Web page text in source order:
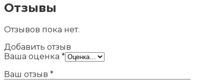
Отзывы
Отзывов пока нет.
Добавить отзыв
Ваша оценка *
Ваш отзыв *